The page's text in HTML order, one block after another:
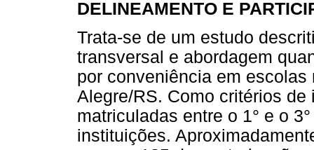
DELINEAMENTO E
Trata-se de um estudo
transversal e abordagem
por conveniência em
Alegre/RS. Como critérios
matriculadas entre o 1° e o
instituições.